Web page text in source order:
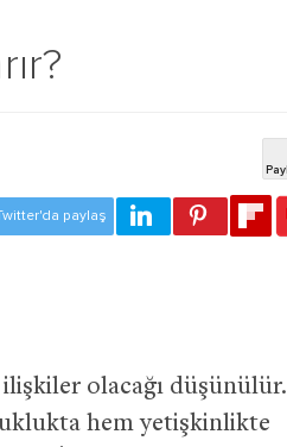
olacağı düşünülür.
hem yetişkinlikte